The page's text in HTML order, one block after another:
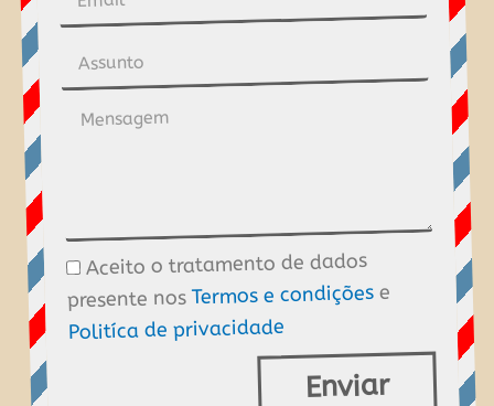
Assunto
Mensagem
Tratamento
de
dados
Aceito o tratamento de dados
presente nosTermos e condiçõese
Politíca de privacidade
Enviar